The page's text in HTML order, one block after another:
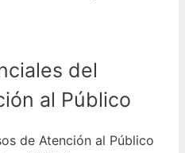
del
al Público
de Atención al Público